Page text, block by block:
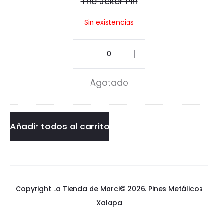
c
s
e
P
i
n
Sin existencias
The
Joker
cantidad
Agotado
Añadir todos al carrito
Copyright La Tienda de Marci© 2026.Pines Metálicos
Xalapa